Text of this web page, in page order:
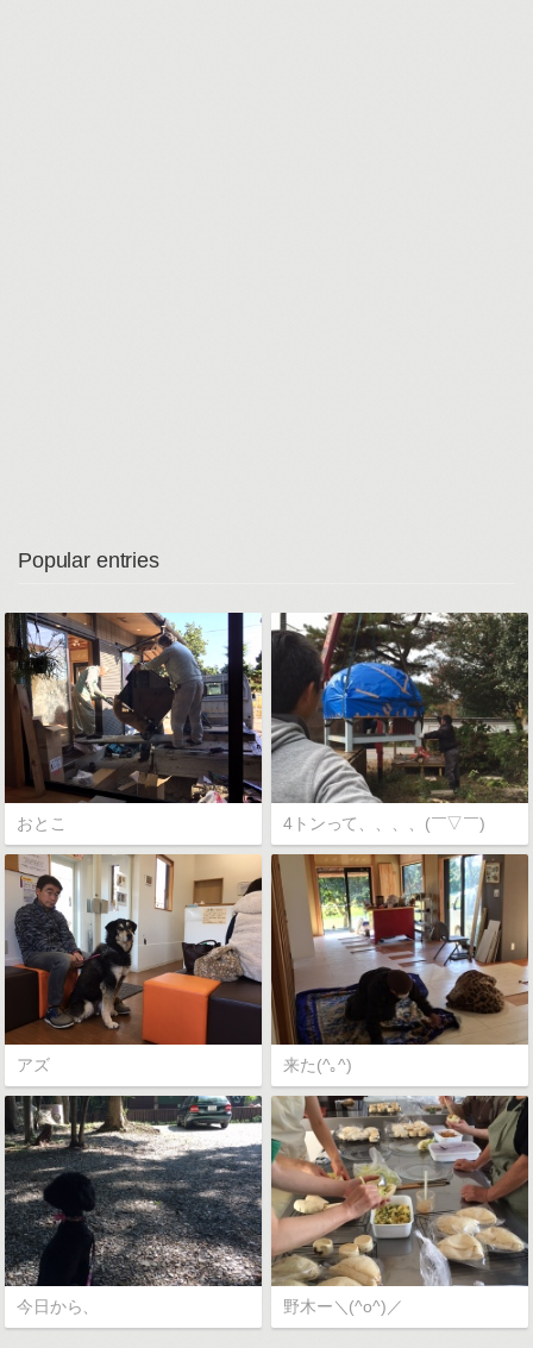
Popular entries
おとこ 4トンって、、、、(￣▽￣)
アズ 来た(^｡^)
今日から、 野木ー＼(^o^)／